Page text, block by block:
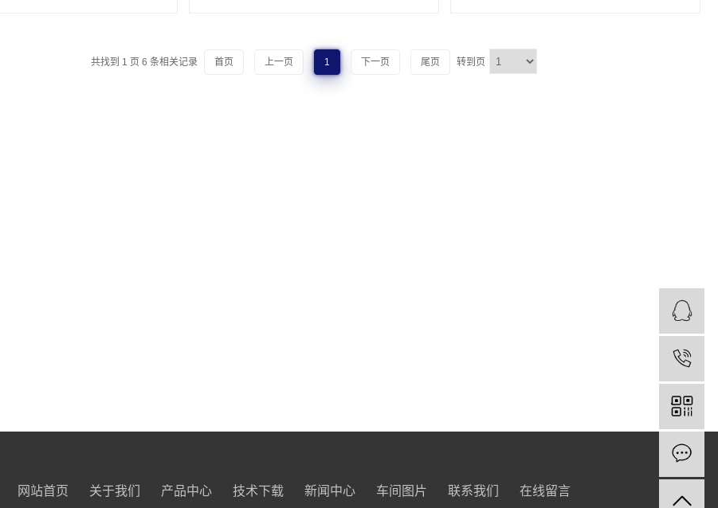
共找到 1 页 6 条相关记录 首页 上一页 1 下一页 尾页 转到页
网站首页 关于我们 产品中心 技术下载 新闻中心 车间图片 联系我们 在线留言